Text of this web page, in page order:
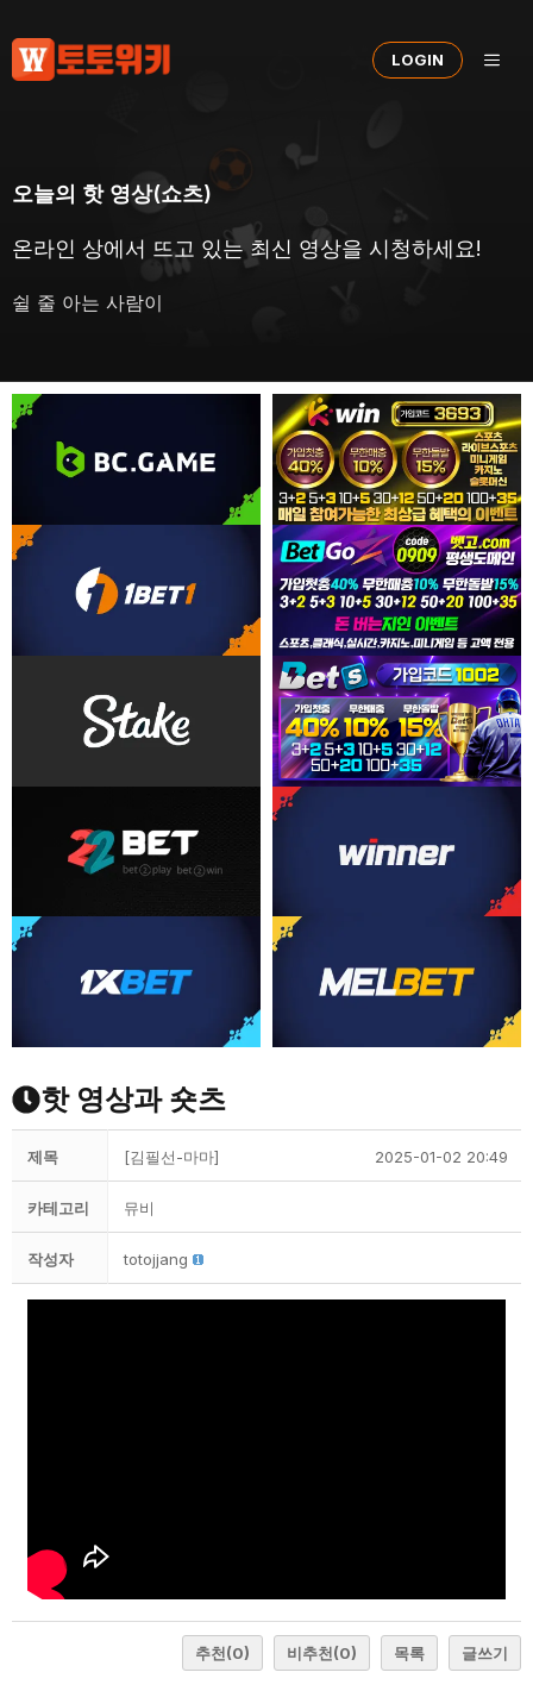
텐
츠
뛰
LOGIN 메
오늘의 핫 영상(쇼츠)
온라인 상에서 뜨고 있는 최신 영상을 시청하세요!
쉴 줄 아는 사람이
핫 영상과 숏츠
제목 [김필선-마마] 2025-01-02 20:49
카테고리 뮤비
작성자 totojjang
추천(0) 비추천(0) 목록 글쓰기